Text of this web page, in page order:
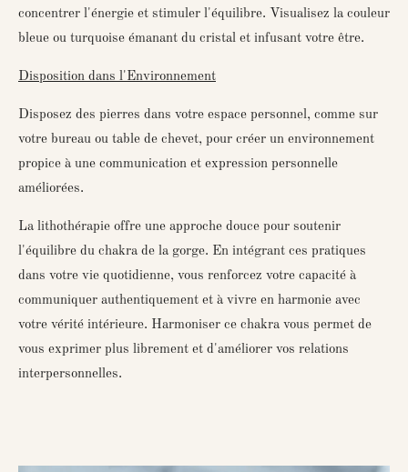
concentrer l'énergie et stimuler l'équilibre. Visualisez la couleur
bleue ou turquoise émanant du cristal et infusant votre être.
Disposition dans l'Environnement
Disposez des pierres dans votre espace personnel, comme sur
votre bureau ou table de chevet, pour créer un environnement
propice à une communication et expression personnelle
améliorées.
La lithothérapie offre une approche douce pour soutenir
l'équilibre du chakra de la gorge. En intégrant ces pratiques
dans votre vie quotidienne, vous renforcez votre capacité à
communiquer authentiquement et à vivre en harmonie avec
votre vérité intérieure. Harmoniser ce chakra vous permet de
vous exprimer plus librement et d'améliorer vos relations
interpersonnelles.